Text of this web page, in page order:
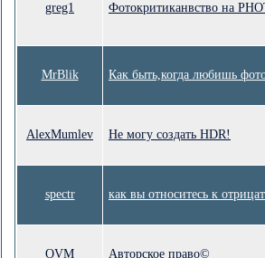
greg1 Фотокритиканвство на
MrBlik Как быть,когда любишь
AlexMumlev Не могу создать HDR!
spectr как вы относитесь к
OVM Авторское право©